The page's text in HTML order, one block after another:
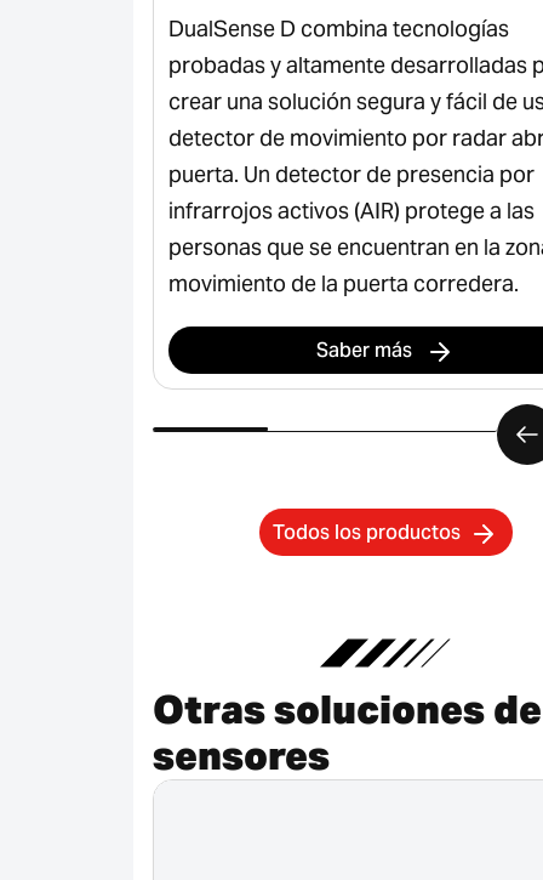
DualSense D combina tecnologías
probadas y altamente desarrolladas
crear una solución segura y fácil de
detector de movimiento por radar
puerta. Un detector de presencia por
infrarrojos activos (AIR) protege a las
personas que se encuentran en la
movimiento de la puerta corredera.
Saber más
Todos los productos
Otras soluciones de
sensores